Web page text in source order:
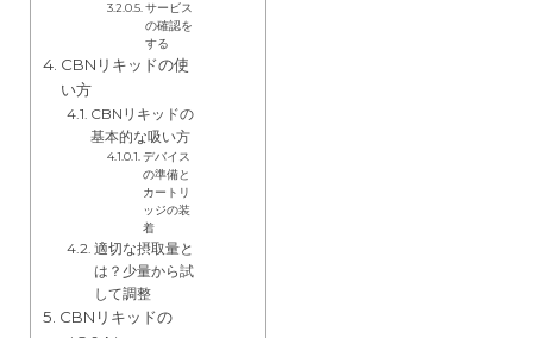
サービス
の確認を
する
CBNリキッドの使
い方
CBNリキッドの
基本的な吸い方
デバイス
の準備と
カートリ
ッジの装
着
適切な摂取量と
は？少量から試
して調整
CBNリキッドの